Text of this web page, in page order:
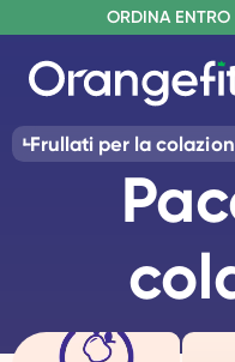
SENZA
ORDINA
SPEDIZIONE
Frullati per la